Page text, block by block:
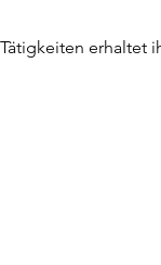
erhaltet